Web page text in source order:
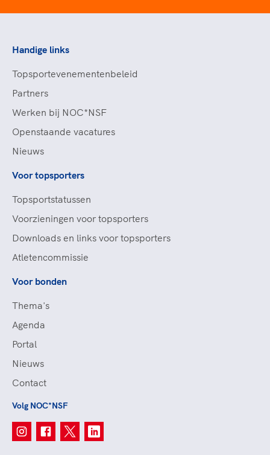
Handige links
Topsportevenementenbeleid
Partners
Werken bij NOC*NSF
Openstaande vacatures
Nieuws
Voor topsporters
Topsportstatussen
Voorzieningen voor topsporters
Downloads en links voor topsporters
Atletencommissie
Voor bonden
Thema's
Agenda
Portal
Nieuws
Contact
Volg NOC*NSF